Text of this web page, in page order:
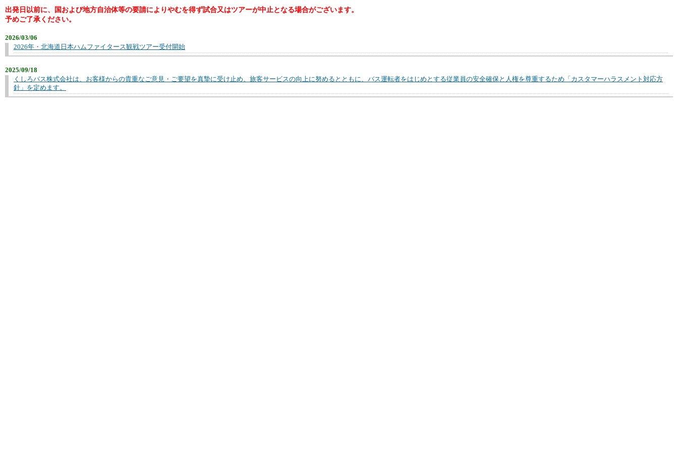
出発日以前に、国および地方自治体等の要請によりやむを得ず試合又はツアーが中止となる場合がございます。
予めご了承ください。
2026/03/06
2026年・北海道日本ハムファイタース観戦ツアー受付開始
2025/09/18
くしろバス株式会社は、お客様からの貴重なご意見・ご要望を真摯に受け止め、旅客サービスの向上に努めるとともに、バス運転者をはじめとする従業員の安全確保と人権を尊重するため「カスタマーハラスメント対応方
針」を定めます。